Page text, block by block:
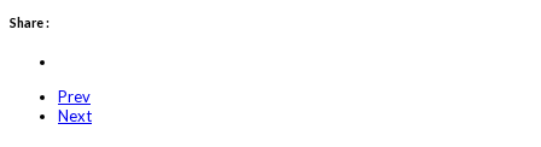
Share :
Prev
Next